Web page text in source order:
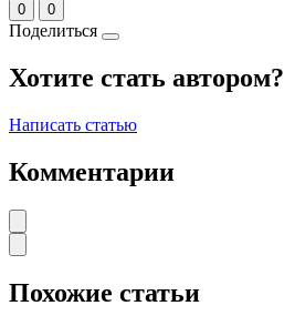
0 0
Поделиться
Хотите стать автором?
Написать статью
Комментарии
Похожие статьи